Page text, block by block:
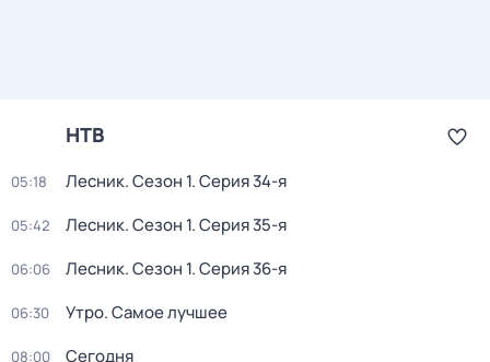
НТВ
05:18 Лесник. Сезон 1. Серия 34-я
05:42 Лесник. Сезон 1. Серия 35-я
06:06 Лесник. Сезон 1. Серия 36-я
06:30 Утро. Самое лучшее
08:00 Сегодня